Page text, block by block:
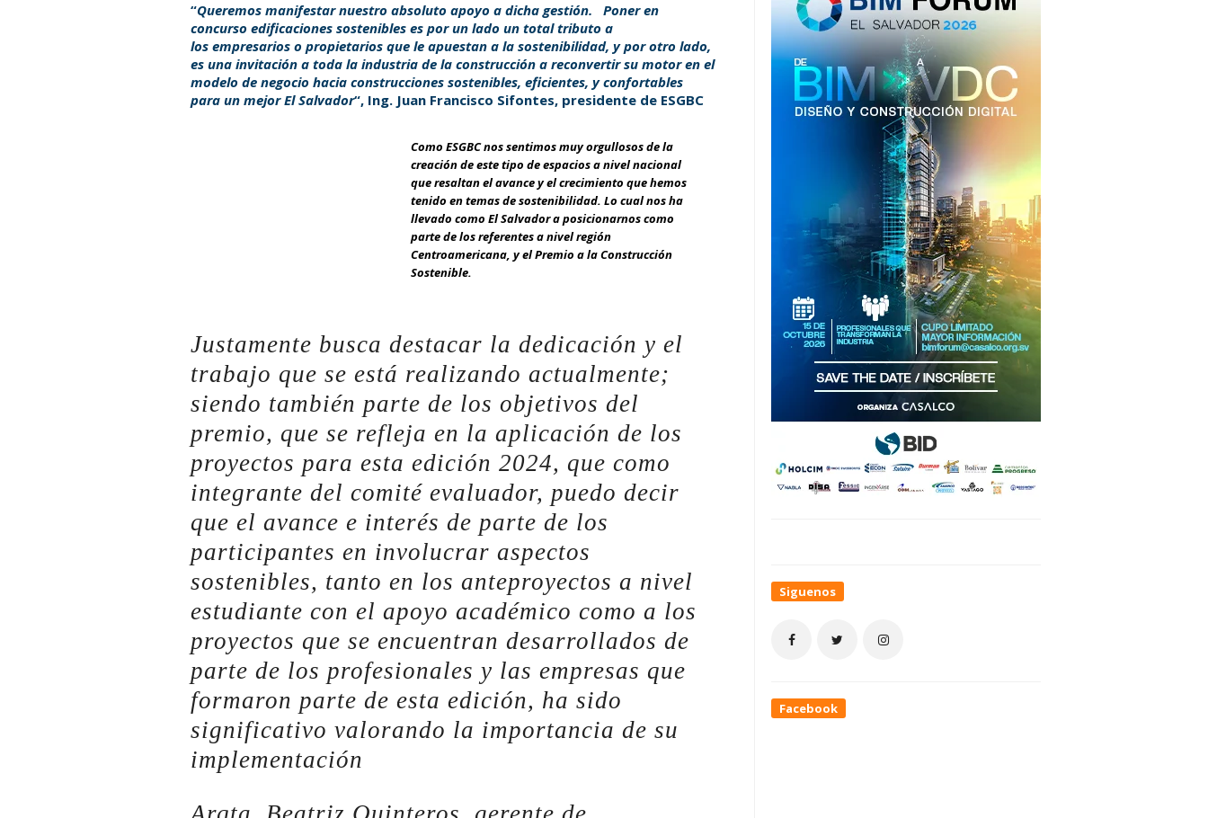
“Queremos manifestar nuestro absoluto apoyo a dicha gestión. Poner en
concurso edificaciones sostenibles es por un lado un total tributo a
los empresarios o propietarios que le apuestan a la sostenibilidad, y por otro lado,
es una invitación a toda la industria de la construcción a reconvertir su motor en el
modelo de negocio hacia construcciones sostenibles, eficientes, y confortables
para un mejor El Salvador“, Ing. Juan Francisco Sifontes, presidente de ESGBC
Como ESGBC nos sentimos muy orgullosos de la
creación de este tipo de espacios a nivel nacional
que resaltan el avance y el crecimiento que hemos
tenido en temas de sostenibilidad. Lo cual nos ha
llevado como El Salvador a posicionarnos como
parte de los referentes a nivel región
Centroamericana, y el Premio a la Construcción
Sostenible.
Justamente busca destacar la dedicación y el
trabajo que se está realizando actualmente;
siendo también parte de los objetivos del
premio, que se refleja en la aplicación de los
proyectos para esta edición 2024, que como
integrante del comité evaluador, puedo decir
que el avance e interés de parte de los
participantes en involucrar aspectos
sostenibles, tanto en los anteproyectos a nivel
estudiante con el apoyo académico como a los
proyectos que se encuentran desarrollados de
parte de los profesionales y las empresas que
formaron parte de esta edición, ha sido
significativo valorando la importancia de su
implementación
Siguenos
Facebook